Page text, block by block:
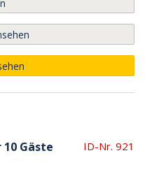
Gäste
ID-Nr. 921